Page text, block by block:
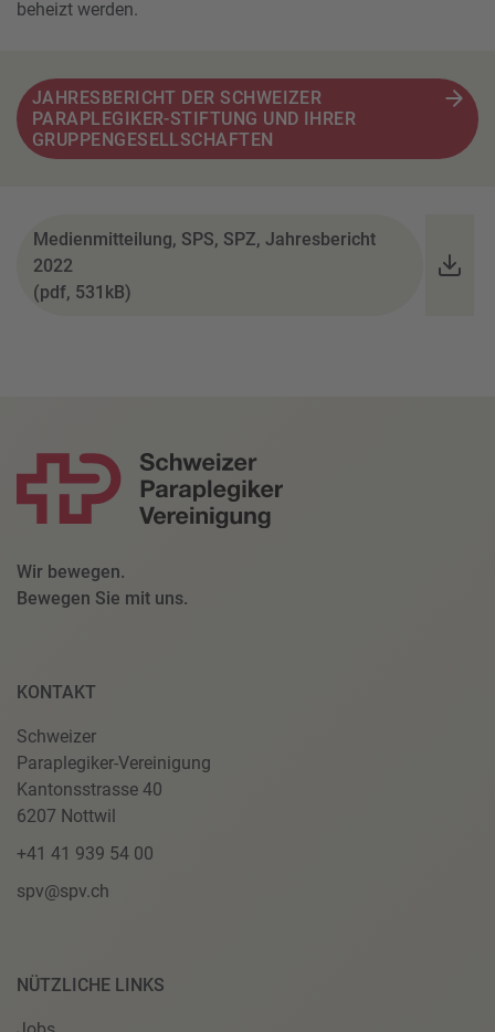
beheizt werden.
JAHRESBERICHT DER SCHWEIZER
PARAPLEGIKER-STIFTUNG UND IHRER
GRUPPENGESELLSCHAFTEN
Medienmitteilung, SPS, SPZ, Jahresbericht
2022
(pdf, 531kB)
Wir bewegen.
Bewegen Sie mit uns.
KONTAKT
Schweizer
Paraplegiker-Vereinigung
Kantonsstrasse 40
6207 Nottwil
+41 41 939 54 00
spv@spv.ch
NÜTZLICHE LINKS